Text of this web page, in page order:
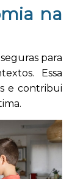
na
para
Essa
e contribui